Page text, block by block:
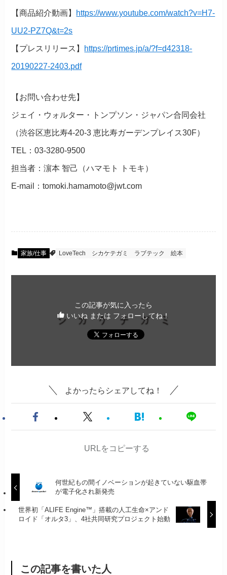
【商品紹介動画】 https://www.youtube.com/watch?v=H7-
UU2-PZ7Q&t=2s
【プレスリリース】 https://prtimes.jp/a/?f=d42318-
20190227-2403.pdf
【お問い合わせ先】
ジェイ・ウォルター・トンプソン・ジャパン合同会社
（渋谷区恵比寿4-20-3 恵比寿ガーデンプレイス30F）
TEL：03-3280-9500
担当者：濵本 智己（ハマモト トモキ）
E-mail：tomoki.hamamoto@jwt.com
家族/仕事 LoveTech シカケテガミ ラブテック 絵本
この記事が気に入ったら
いいね または フォローしてね！
よかったらシェアしてね！
URLをコピーする
何世紀もの間イノベーションが起きていない駆血帯
が電子化され新発売
世界初「ALIFE Engine™」搭載の人工生命×アンド
ロイド「オルタ3」、4社共同研究プロジェクト始動
この記事を書いた人